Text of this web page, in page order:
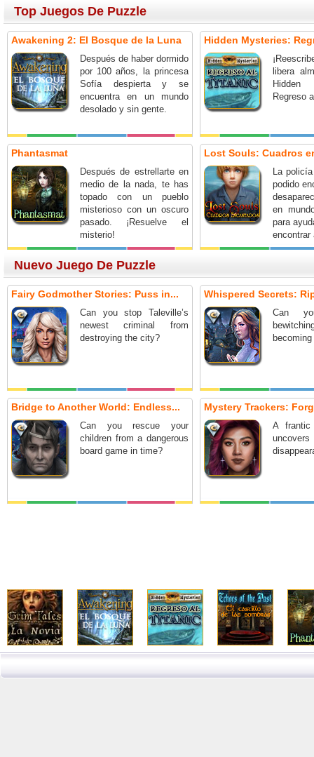
Top Juegos De Puzzle
Awakening 2: El Bosque de la Luna
Después de haber dormido
por 100 años, la princesa
Sofía despierta y se
encuentra en un mundo
desolado y sin gente.
Hidden Mysteries:
libera
Regreso
Phantasmat
Después de estrellarte en
medio de la nada, te has
topado con un pueblo
misterioso con un oscuro
pasado. ¡Resuelve el
misterio!
Lost Souls: Cuadros
La
podido
en
para
encontrar
Nuevo Juego De Puzzle
Fairy Godmother Stories: Puss in...
Can you stop Taleville’s
newest criminal from
destroying the city?
Whispered Secrets:
Can
Bridge to Another World: Endless...
Can you rescue your
children from a dangerous
board game in time?
Mystery Trackers:
A frantic